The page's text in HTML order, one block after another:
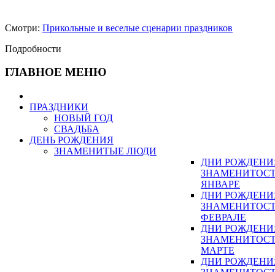
Смотри: Прикольные и веселые сценарии праздников
Подробности
ГЛАВНОЕ МЕНЮ
ПРАЗДНИКИ
НОВЫЙ ГОД
СВАДЬБА
ДЕНЬ РОЖДЕНИЯ
ЗНАМЕНИТЫЕ ЛЮДИ
ДНИ
ЯНВАРЕ
ДНИ
ФЕВРАЛЕ
ДНИ
МАРТЕ
ДНИ